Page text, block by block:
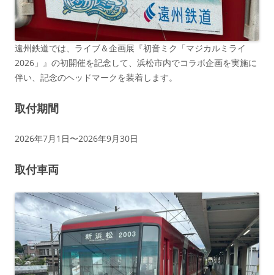
遠州鉄道では、ライブ＆企画展『初音ミク「マジカルミライ
2026」』の初開催を記念して、浜松市内でコラボ企画を実施に
伴い、記念のヘッドマークを装着します。
取付期間
2026年7月1日〜2026年9月30日
取付車両